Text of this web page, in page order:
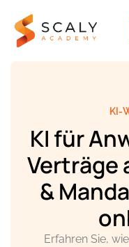
KI für
Verträge
&
KI-
Erfahren Sie,